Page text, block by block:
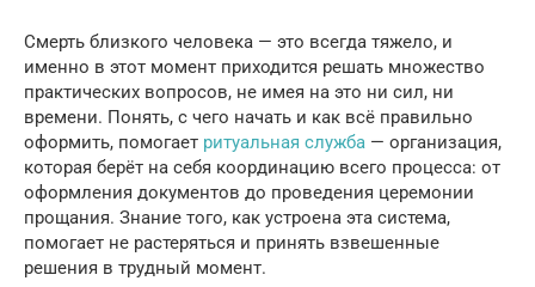
Смерть близкого человека — это всегда тяжело, и
именно в этот момент приходится решать множество
практических вопросов, не имея на это ни сил, ни
времени. Понять, с чего начать и как всё правильно
оформить, помогает ритуальная служба — организация,
которая берёт на себя координацию всего процесса: от
оформления документов до проведения церемонии
прощания. Знание того, как устроена эта система,
помогает не растеряться и принять взвешенные
решения в трудный момент.